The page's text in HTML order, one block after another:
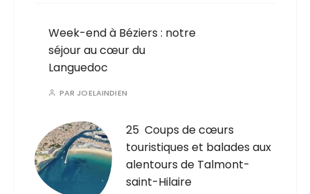
Week-end à Béziers : notre
séjour au cœur du
Languedoc
PAR JOELAINDIEN
25 Coups de cœurs
touristiques et balades aux
alentours de Talmont-
saint-Hilaire